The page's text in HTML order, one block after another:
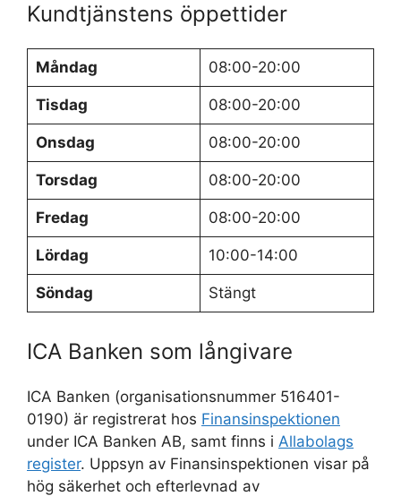
Kundtjänstens öppettider
Måndag 08:00-20:00
Tisdag 08:00-20:00
Onsdag 08:00-20:00
Torsdag 08:00-20:00
Fredag 08:00-20:00
Lördag 10:00-14:00
Söndag Stängt
ICA Banken som långivare
ICA Banken (organisationsnummer 516401-
0190) är registrerat hos Finansinspektionen
under ICA Banken AB, samt finns i Allabolags
register. Uppsyn av Finansinspektionen visar på
hög säkerhet och efterlevnad av